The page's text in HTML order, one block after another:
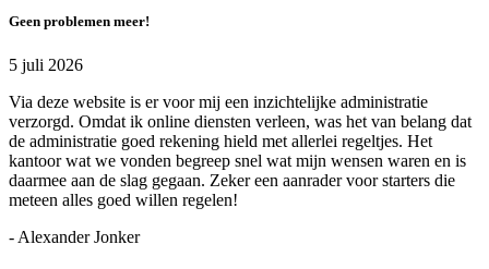
Geen problemen meer!
5 juli 2026
Via deze website is er voor mij een inzichtelijke administratie
verzorgd. Omdat ik online diensten verleen, was het van belang dat
de administratie goed rekening hield met allerlei regeltjes. Het
kantoor wat we vonden begreep snel wat mijn wensen waren en is
daarmee aan de slag gegaan. Zeker een aanrader voor starters die
meteen alles goed willen regelen!
- Alexander Jonker